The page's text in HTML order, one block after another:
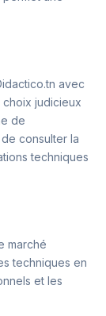
avec
choix judicieux
de
consulter la
techniques
marché
techniques en
et les